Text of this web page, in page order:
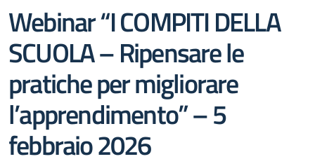
Webinar “I COMPITI DELLA
SCUOLA – Ripensare le
pratiche per migliorare
l’apprendimento” – 5
febbraio 2026